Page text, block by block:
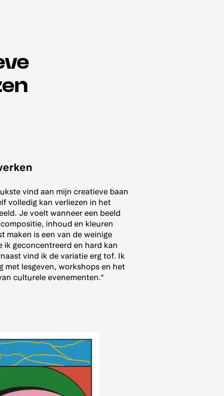
vind aan mijn creatieve baan
volledig kan verliezen in het
Je voelt wanneer een beeld
inhoud en kleuren
maken is een van de weinige
ik geconcentreerd en hard kan
vind ik de variatie erg tof. Ik
met lesgeven, workshops en het
culturele evenementen.”